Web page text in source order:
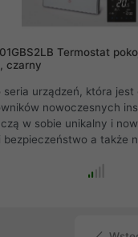
Termostat
czarny
urządzeń, która jest
nowoczesnych
w sobie unikalny i
a także
producenta
wykonane z tworzywa